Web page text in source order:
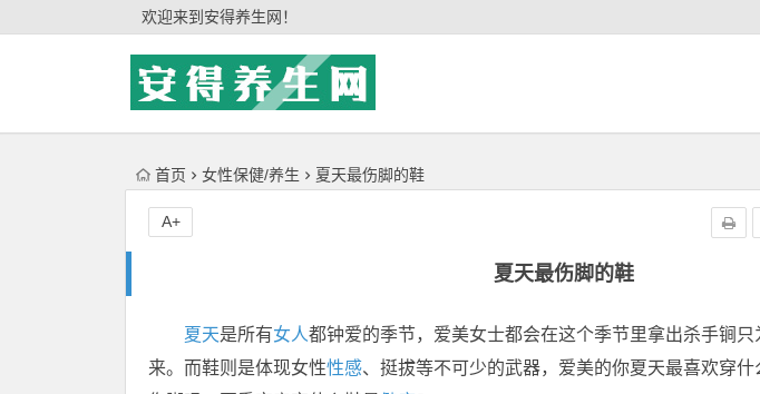
欢迎来到安得养生网！
首页 女性保健/养生 夏天最伤脚的鞋
夏天最伤脚的鞋
A+
夏天是所有女人都钟爱的季节，爱美女士都会在这个季节里拿出杀手锏
来。而鞋则是体现女性性感、挺拔等不可少的武器，爱美的你夏天最喜欢穿